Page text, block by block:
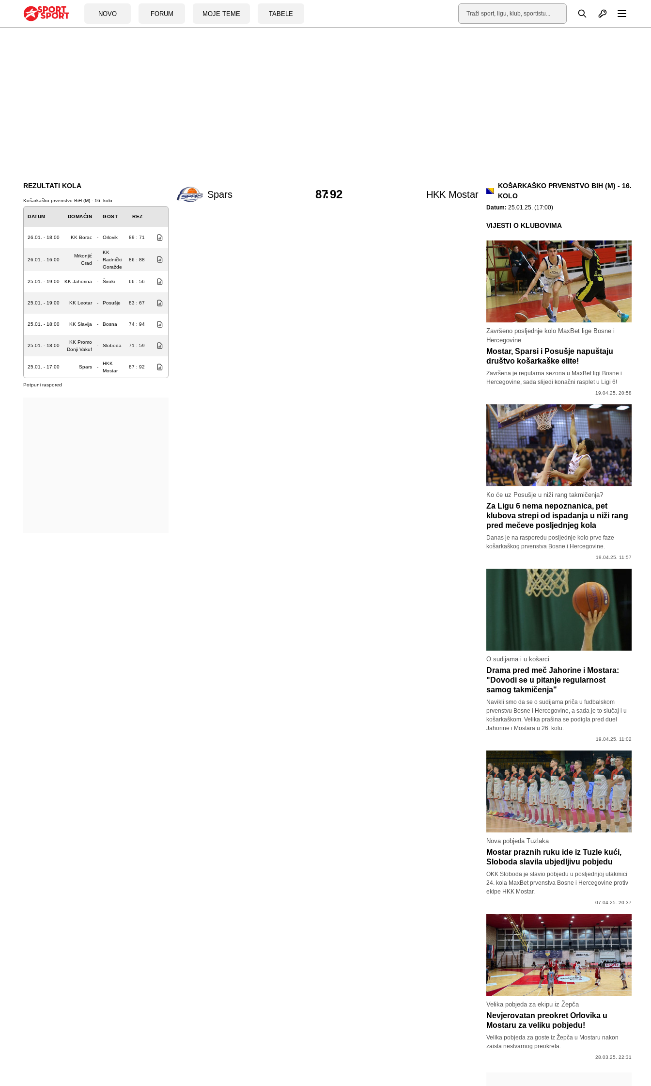
NOVO FORUM MOJE TEME TABELE
Pretraga Otvori profil
REZULTATI KOLA
Košarkaško prvenstvo BiH (M) - 16. kolo
DATUM DOMAĆIN GOST REZ
26.01. - 18:00 KK Borac - Orlovik 89 : 71
26.01. - 16:00
Mrkonjić
Grad
-
KK
Radnički
Goražde
86 : 88
25.01. - 19:00 KK Jahorina - Široki 66 : 56
25.01. - 19:00 KK Leotar - Posušje 83 : 67
25.01. - 18:00 KK Slavija - Bosna 74 : 94
25.01. - 18:00
KK Promo
Donji Vakuf
- Sloboda 71 : 59
25.01. - 17:00 Spars -
HKK
Mostar
87 : 92
Potpuni raspored
Spars HKK Mostar
87
:92
KOŠARKAŠKO PRVENSTVO BIH (M) - 16.
KOLO
Datum: 25.01.25. (17:00)
VIJESTI O KLUBOVIMA
Završeno posljednje kolo MaxBet lige Bosne i
Hercegovine
Mostar, Sparsi i Posušje napuštaju
društvo košarkaške elite!
Završena je regularna sezona u MaxBet ligi Bosne i
Hercegovine, sada slijedi konačni rasplet u Ligi 6!
19.04.25. 20:58
Ko će uz Posušje u niži rang takmičenja?
Za Ligu 6 nema nepoznanica, pet
klubova strepi od ispadanja u niži rang
pred mečeve posljednjeg kola
Danas je na rasporedu posljednje kolo prve faze
košarkaškog prvenstva Bosne i Hercegovine.
19.04.25. 11:57
O sudijama i u košarci
Drama pred meč Jahorine i Mostara:
"Dovodi se u pitanje regularnost
samog takmičenja"
Navikli smo da se o sudijama priča u fudbalskom
prvenstvu Bosne i Hercegovine, a sada je to slučaj i u
košarkaškom. Velika prašina se podigla pred duel
Jahorine i Mostara u 26. kolu.
19.04.25. 11:02
Nova pobjeda Tuzlaka
Mostar praznih ruku ide iz Tuzle kući,
Sloboda slavila ubjedljivu pobjedu
OKK Sloboda je slavio pobjedu u posljednjoj utakmici
24. kola MaxBet prvenstva Bosne i Hercegovine protiv
ekipe HKK Mostar.
07.04.25. 20:37
Velika pobjeda za ekipu iz Žepča
Nevjerovatan preokret Orlovika u
Mostaru za veliku pobjedu!
Velika pobjeda za goste iz Žepča u Mostaru nakon
zaista nestvarnog preokreta.
28.03.25. 22:31